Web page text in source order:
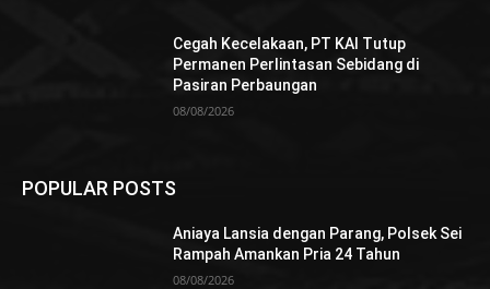
Cegah Kecelakaan, PT KAI Tutup
Permanen Perlintasan Sebidang di
Pasiran Perbaungan
08/08/2026
POPULAR POSTS
Aniaya Lansia dengan Parang, Polsek Sei
Rampah Amankan Pria 24 Tahun
08/08/2026